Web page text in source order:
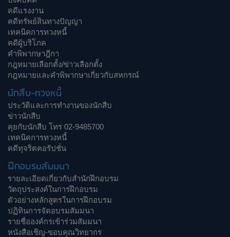
คดีแรงงาน
คดีทรัพย์สินทางปัญญา
เทคนิคการทวงหนี้
คดีผู้บริโภค
คำพิพากษาฎีกา
กฎหมายเลือกตั้ง/ข่าวเลือกตั้ง
กฎหมายและคำพิพากษาเกี่ยวกับสหกรณ์
นักสืบ-ทวงหนี้
ประวัติและการทำงานของนักสืบ
ข่าวนักสืบ
คุยกับนักสืบ โทร 02-9485700
เทคนิคการทวงหนี้
คดีทุจริตคอรัปชั่น
ฝึกอบรมสัมมนา
รายละเอียดเกี่ยวกับสำนักฝึกอบรม
วัตถุประสงค์ในการฝึกอบรม
ตัวอย่างหลักสูตรในการฝึกอบรม
ปฏิทินการจัดอบรมสัมมนา
รายชื่อองค์กรเข้าร่วมสัมมนา
หนังสือเชิญ-ขอบคุณวิทยากร